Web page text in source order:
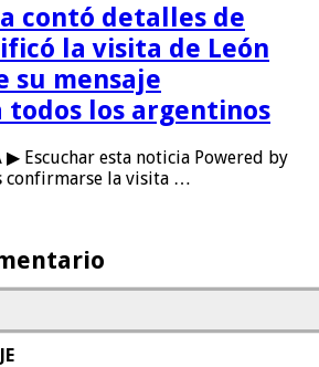
contó detalles de
la visita de León
su mensaje
los argentinos
▶ Escuchar esta noticia Powered by
confirmarse la visita …